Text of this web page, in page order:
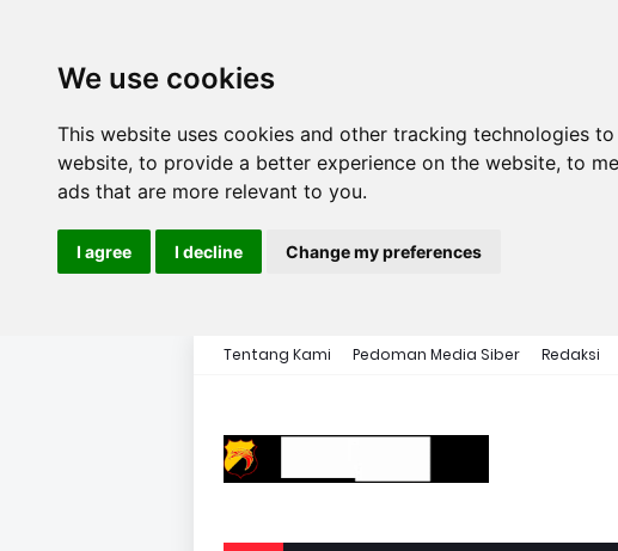
We use cookies
This website uses cookies and other tracking technologies
website, to provide a better experience on the website, to
ads that are more relevant to you.
I agree I decline Change my preferences
Tentang Kami Pedoman Media Siber Redaksi